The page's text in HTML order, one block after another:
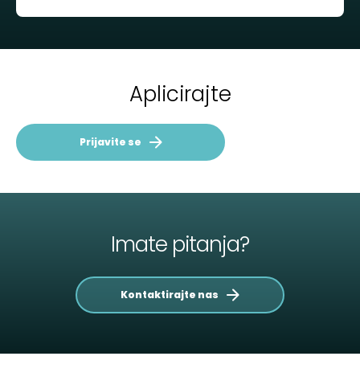
Aplicirajte
Prijavite se
Imate pitanja?
Kontaktirajte nas